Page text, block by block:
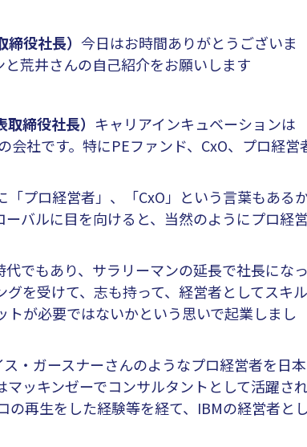
役社長） 今日はお時間ありがとうございま
荒井さんの自己紹介をお願いします
締役社長） キャリアインキュベーションは
社です。特にPEファンド、CxO、プロ経営
プロ経営者」、「CxO」という言葉もある
バルに目を向けると、当然のようにプロ経営
でもあり、サラリーマンの延長で社長になっ
を受けて、志も持って、経営者としてスキル
が必要ではないかという思いで起業しまし
・ガースナーさんのようなプロ経営者を日本
ッキンゼーでコンサルタントとして活躍さ
の再生をした経験等を経て、IBMの経営者とし